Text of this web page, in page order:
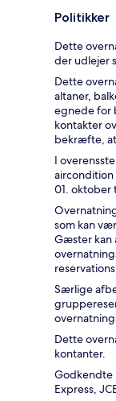
Politikker
Dette
der udlejer
Dette
altaner,
egnede for
kontakter
bekræfte,
I
01. oktober
som kan
Gæster kan
Særlige
Dette
kontanter.
Godkendte
Express,